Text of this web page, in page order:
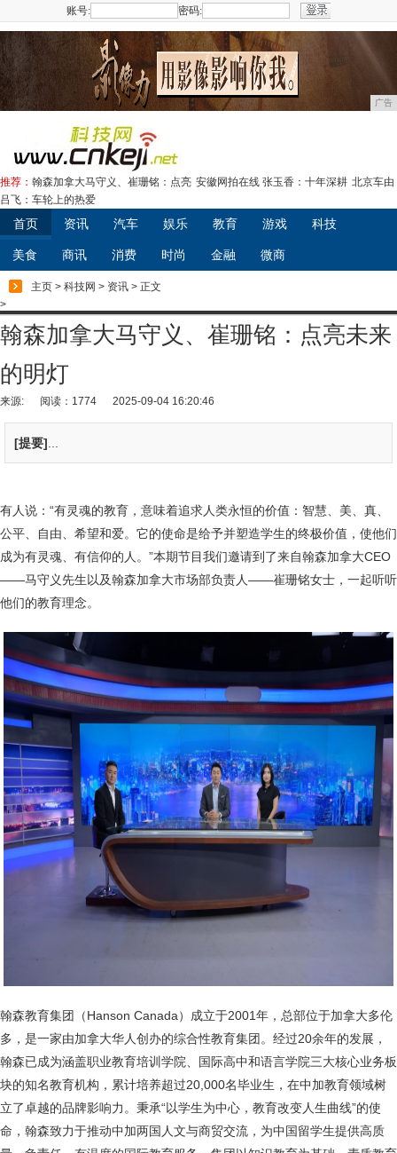
账号: 密码:
广告
推荐： 翰森加拿大马守义、崔珊铭：点亮 安徽网拍在线 张玉香：十年深耕 北京车由
吕飞：车轮上的热爱
首页 资讯 汽车 娱乐 教育 游戏 科技
美食 商讯 消费 时尚 金融 微商
主页 > 科技网 > 资讯 > 正文
>
翰森加拿大马守义、崔珊铭：点亮未来
的明灯
来源: 阅读：1774 2025-09-04 16:20:46
[提要]
有人说：“有灵魂的教育，意味着追求人类永恒的价值：智慧、美、真、
公平、自由、希望和爱。它的使命是给予并塑造学生的终极价值，使他们
成为有灵魂、有信仰的人。”本期节目我们邀请到了来自翰森加拿大CEO
——马守义先生以及翰森加拿大市场部负责人——崔珊铭女士，一起听听
他们的教育理念。
翰森教育集团（Hanson Canada）成立于2001年，总部位于加拿大多伦
多，是一家由加拿大华人创办的综合性教育集团。经过20余年的发展，
翰森已成为涵盖职业教育培训学院、国际高中和语言学院三大核心业务板
块的知名教育机构，累计培养超过20,000名毕业生，在中加教育领域树
立了卓越的品牌影响力。秉承“以学生为中心，教育改变人生曲线”的使
命，翰森致力于推动中加两国人文与商贸交流，为中国留学生提供高质